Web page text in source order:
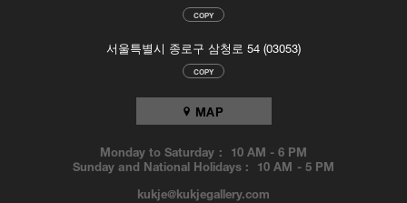
COPY
서울특별시 종로구 삼청로 54 (03053)
COPY
MAP
Monday to Saturday : 10 AM -6 PM
Sunday and National Holidays : 10 AM -5 PM
kukje@kukjegallery.com